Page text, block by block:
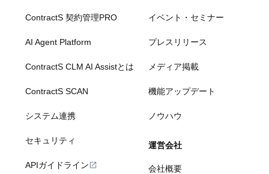
ContractS 契約管理PRO
AI Agent Platform
ContractS CLM AI Assistとは
ContractS SCAN
システム連携
セキュリティ
APIガイドライン
イベント・セミナー
プレスリリース
メディア掲載
機能アップデート
ノウハウ
運営会社
会社概要